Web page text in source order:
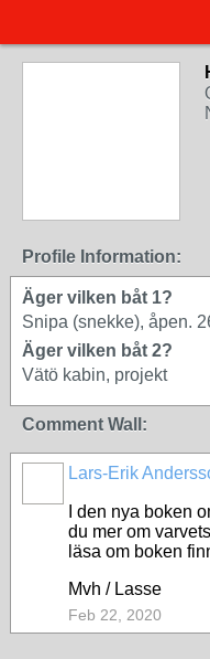
Profile Information:
Äger vilken båt 1?
Snipa (snekke), åpen.
Äger vilken båt 2?
Vätö kabin, projekt
Comment Wall:
Lars-Erik
I den nya boken
du mer om
läsa om boken
Mvh / Lasse
Feb 22, 2020